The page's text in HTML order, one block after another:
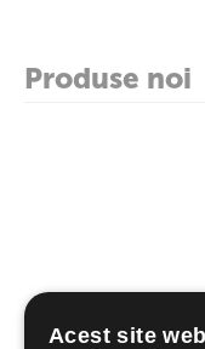
Produse noi
Acest site